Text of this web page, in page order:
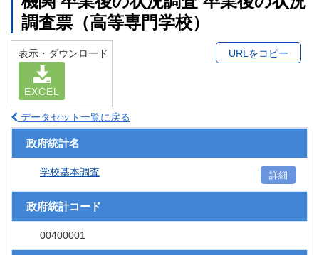
調査票（高等専門学校）
表示・ダウンロード
EXCEL
URLをコピー
データセット一覧に戻る
政府統計名
学校基本調査 詳細
政府統計コード
00400001